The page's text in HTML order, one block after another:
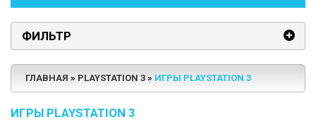
ФИЛЬТР
ГЛАВНАЯ PLAYSTATION 3 ИГРЫ PLAYSTATION 3
ИГРЫ PLAYSTATION 3